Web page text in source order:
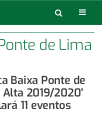
de Lima
Baixa Ponte de
2019/2020'
11 eventos